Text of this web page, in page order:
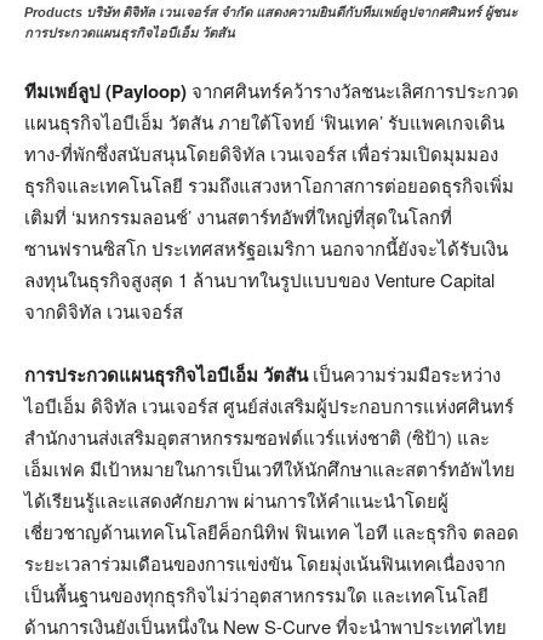
Products บริษัท ดิจิทัล เวนเจอร์ส จำกัด แสดงความยินดีกับทีมเพย์ลูปจากศศินทร์ ผู้ชนะ
การประกวดแผนธุรกิจไอบีเอ็ม วัตสัน
ทีมเพย์ลูป (Payloop) จากศศินทร์คว้ารางวัลชนะเลิศการประกวด
แผนธุรกิจไอบีเอ็ม วัตสัน ภายใต้โจทย์ ‘ฟินเทค’ รับแพคเกจเดิน
ทาง-ที่พักซึ่งสนับสนุนโดยดิจิทัล เวนเจอร์ส เพื่อร่วมเปิดมุมมอง
ธุรกิจและเทคโนโลยี รวมถึงแสวงหาโอกาสการต่อยอดธุรกิจเพิ่ม
เติมที่ ‘มหกรรมลอนช์’ งานสตาร์ทอัพที่ใหญ่ที่สุดในโลกที่
ซานฟรานซิสโก ประเทศสหรัฐอเมริกา นอกจากนี้ยังจะได้รับเงิน
ลงทุนในธุรกิจสูงสุด 1 ล้านบาทในรูปแบบของ Venture Capital
จากดิจิทัล เวนเจอร์ส
การประกวดแผนธุรกิจไอบีเอ็ม วัตสันเป็นความร่วมมือระหว่าง
ไอบีเอ็ม ดิจิทัล เวนเจอร์ส ศูนย์ส่งเสริมผู้ประกอบการแห่งศศินทร์
สํานักงานส่งเสริมอุตสาหกรรมซอฟต์แวร์แห่งชาติ (ซิป้า) และ
เอ็มเฟค มีเป้าหมายในการเป็นเวทีให้นักศึกษาและสตาร์ทอัพไทย
ได้เรียนรู้และแสดงศักยภาพ ผ่านการให้คำแนะนำโดยผู้
เชี่ยวชาญด้านเทคโนโลยีค็อกนิทิฟ ฟินเทค ไอที และธุรกิจ ตลอด
ระยะเวลาร่วมเดือนของการแข่งขัน โดยมุ่งเน้นฟินเทคเนื่องจาก
เป็นพื้นฐานของทุกธุรกิจไม่ว่าอุตสาหกรรมใด และเทคโนโลยี
ด้านการเงินยังเป็นหนึ่งใน New S-Curve ที่จะนำพาประเทศไทย